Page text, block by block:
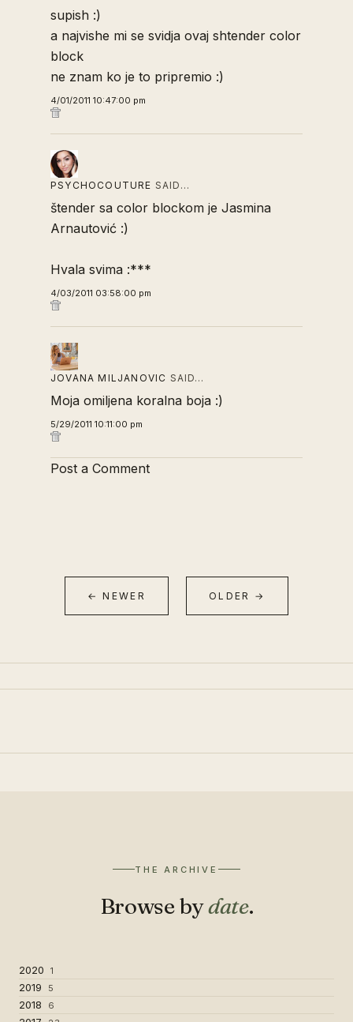
supish :)
a najvishe mi se svidja ovaj shtender color
block
ne znam ko je to pripremio :)
4/01/2011 10:47:00 pm
PSYCHOCOUTURE SAID…
štender sa color blockom je Jasmina
Arnautović :)
Hvala svima :***
4/03/2011 03:58:00 pm
JOVANA MILJANOVIC SAID…
Moja omiljena koralna boja :)
5/29/2011 10:11:00 pm
Post a Comment
← NEWER OLDER →
THE ARCHIVE
Browse bydate.
2020 1
2019 5
2018 6